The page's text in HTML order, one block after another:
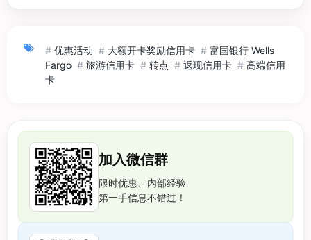
# 优惠活动 # 大额开卡奖励信用卡 # 富国银行 Wells
Fargo # 旅游信用卡 # 转点 # 返现信用卡 # 高端信用
卡
加入微信群
限时优惠、内部经验
第一手信息不错过！